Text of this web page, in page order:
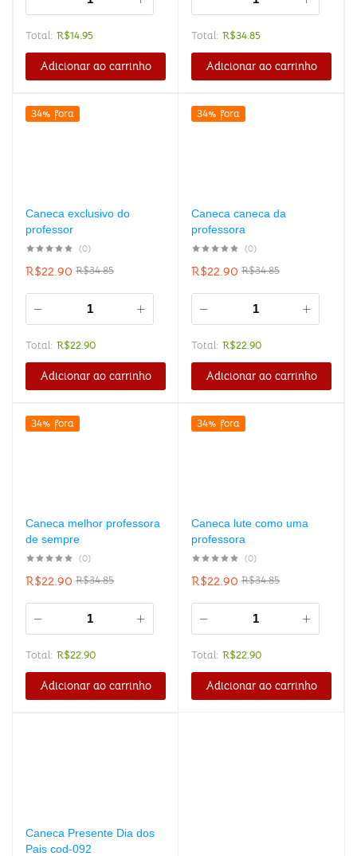
Total: R$14.95
Adicionar ao carrinho
Total: R$34.85
Adicionar ao carrinho
34% fora
Caneca exclusivo do
professor
(0)
R$34.85
R$22.90
Total: R$22.90
Adicionar ao carrinho
34% fora
Caneca caneca da
professora
(0)
R$34.85
R$22.90
Total: R$22.90
Adicionar ao carrinho
34% fora
Caneca melhor professora
de sempre
(0)
R$34.85
R$22.90
Total: R$22.90
Adicionar ao carrinho
34% fora
Caneca lute como uma
professora
(0)
R$34.85
R$22.90
Total: R$22.90
Adicionar ao carrinho
Caneca Presente Dia dos
Pais cod-092